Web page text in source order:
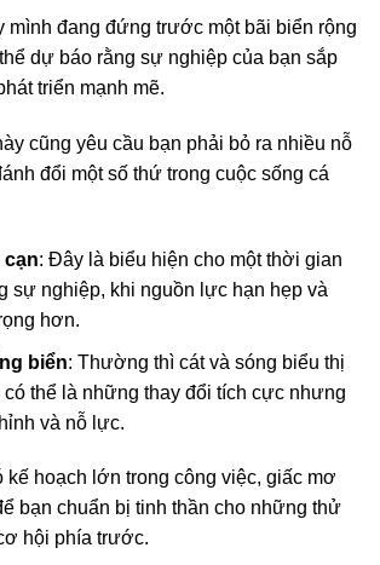
mình đang đứng trước một bãi biển rộng
dự báo rằng sự nghiệp của bạn sắp
triển mạnh mẽ.
cũng yêu cầu bạn phải bỏ ra nhiều nỗ
đổi một số thứ trong cuộc sống cá
cạn: Đây là biểu hiện cho một thời gian
sự nghiệp, khi nguồn lực hạn hẹp và
hơn.
biển: Thường thì cát và sóng biểu thị
thể là những thay đổi tích cực nhưng
và nỗ lực.
kế hoạch lớn trong công việc, giấc mơ
bạn chuẩn bị tinh thần cho những thử
hội phía trước.